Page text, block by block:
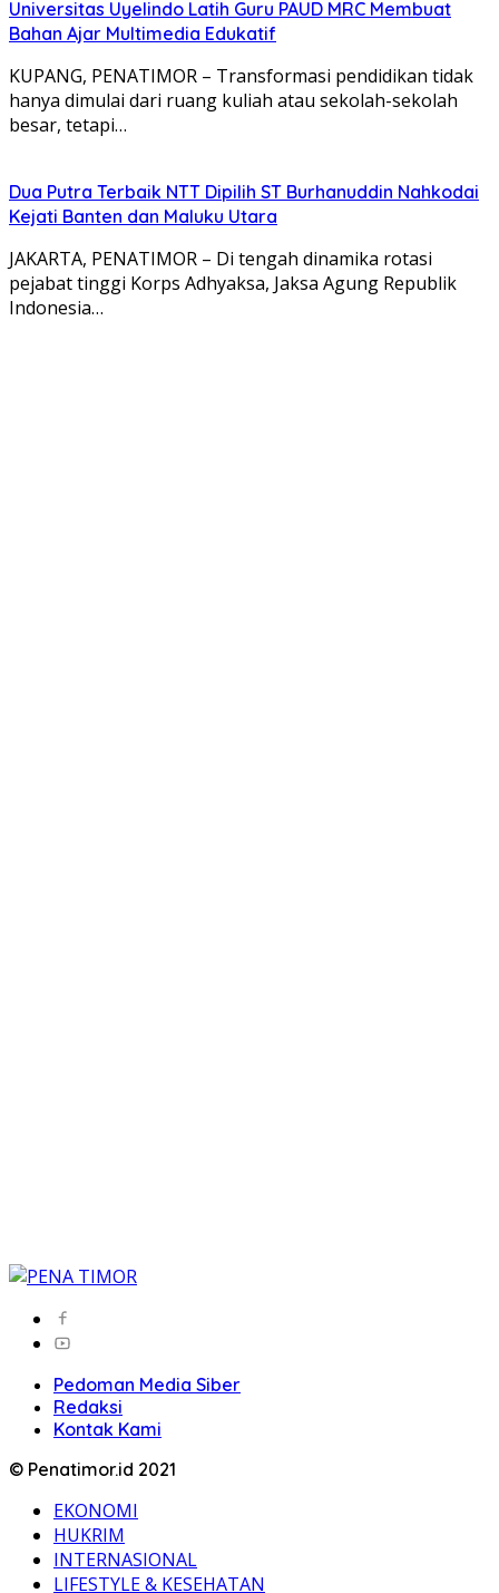
Universitas Uyelindo Latih Guru PAUD MRC Membuat
Bahan Ajar Multimedia Edukatif
KUPANG, PENATIMOR – Transformasi pendidikan tidak
hanya dimulai dari ruang kuliah atau sekolah-sekolah
besar, tetapi…
Dua Putra Terbaik NTT Dipilih ST Burhanuddin Nahkodai
Kejati Banten dan Maluku Utara
JAKARTA, PENATIMOR – Di tengah dinamika rotasi
pejabat tinggi Korps Adhyaksa, Jaksa Agung Republik
Indonesia…
Pedoman Media Siber
Redaksi
Kontak Kami
© Penatimor.id 2021
EKONOMI
HUKRIM
INTERNASIONAL
LIFESTYLE & KESEHATAN